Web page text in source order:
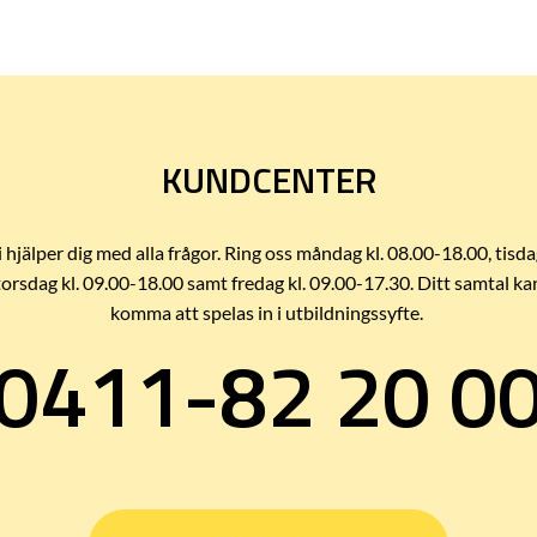
KUNDCENTER
hjälper dig med alla frågor. Ring oss måndag kl. 08.00-18.00,
kl. 09.00-18.00 samt fredag kl. 09.00-17.30. Ditt samtal
komma att spelas in i utbildningssyfte.
82 20